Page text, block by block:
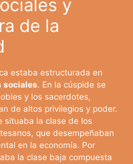
y
de la
estaba estructurada en
sociales. En la cúspide se
y los sacerdotes,
de altos privilegios y poder.
situaba la clase de los
que desempeñaban
en la economía. Por
la clase baja compuesta